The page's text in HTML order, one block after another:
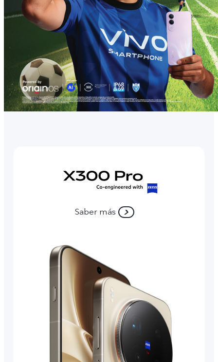
Saber más